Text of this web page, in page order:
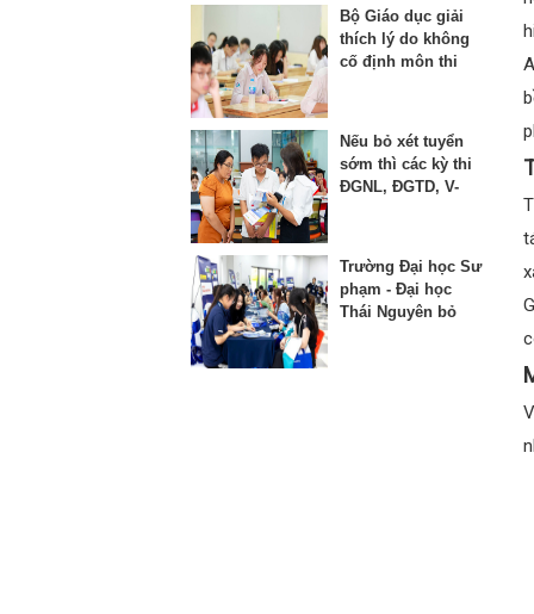
Bộ Giáo dục giải
thích lý do không
cố định môn thi
Nếu bỏ xét tuyển
sớm thì các kỳ thi
ĐGNL, ĐGTD, V-
Trường Đại học Sư
phạm - Đại học
Thái Nguyên bỏ